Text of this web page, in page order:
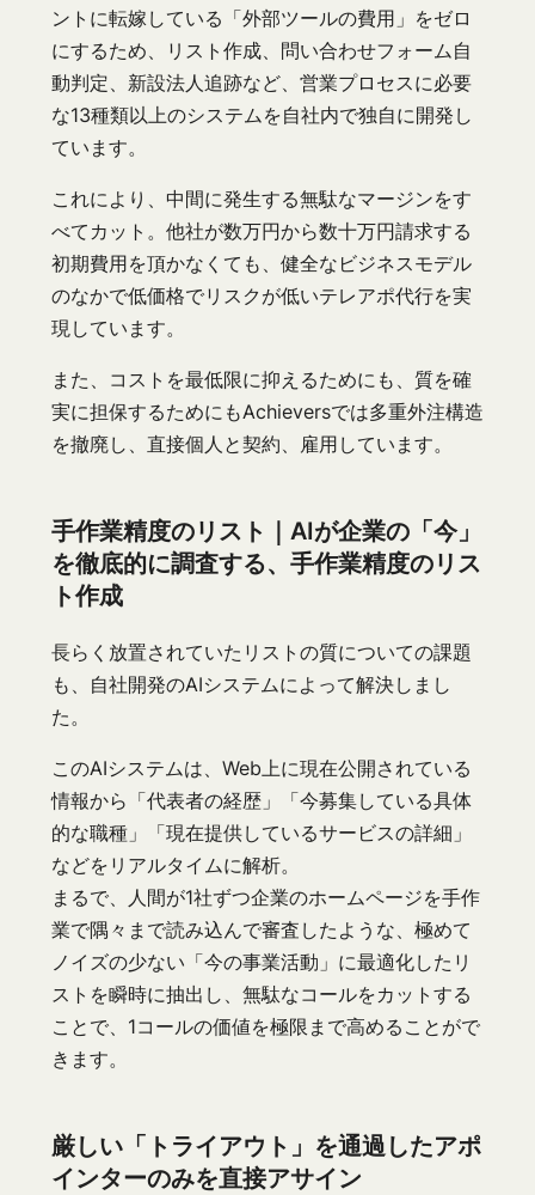
ントに転嫁している「外部ツールの費用」をゼロ
にするため、リスト作成、問い合わせフォーム自
動判定、新設法人追跡など、営業プロセスに必要
な13種類以上のシステムを自社内で独自に開発し
ています。
これにより、中間に発生する無駄なマージンをす
べてカット。他社が数万円から数十万円請求する
初期費用を頂かなくても、健全なビジネスモデル
のなかで低価格でリスクが低いテレアポ代行を実
現しています。
また、コストを最低限に抑えるためにも、質を確
実に担保するためにもAchieversでは多重外注構造
を撤廃し、直接個人と契約、雇用しています。
手作業精度のリスト｜AIが企業の「今」
を徹底的に調査する、手作業精度のリス
ト作成
長らく放置されていたリストの質についての課題
も、自社開発のAIシステムによって解決しまし
た。
このAIシステムは、Web上に現在公開されている
情報から「代表者の経歴」「今募集している具体
的な職種」「現在提供しているサービスの詳細」
などをリアルタイムに解析。
まるで、人間が1社ずつ企業のホームページを手作
業で隅々まで読み込んで審査したような、極めて
ノイズの少ない「今の事業活動」に最適化したリ
ストを瞬時に抽出し、無駄なコールをカットする
ことで、1コールの価値を極限まで高めることがで
きます。
厳しい「トライアウト」を通過したアポ
インターのみを直接アサイン